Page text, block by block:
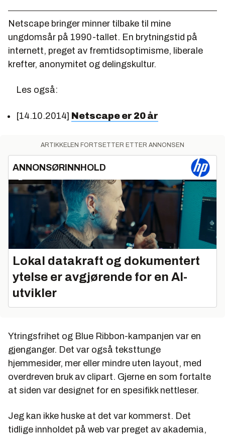
Netscape bringer minner tilbake til mine
ungdomsår på 1990-tallet. En brytningstid på
internett, preget av fremtidsoptimisme, liberale
krefter, anonymitet og delingskultur.
Les også:
[14.10.2014] Netscape er 20 år
ARTIKKELEN FORTSETTER ETTER ANNONSEN
ANNONSØRINNHOLD
Lokal datakraft og dokumentert
ytelse er avgjørende for en AI-
utvikler
Ytringsfrihet og Blue Ribbon-kampanjen var en
gjenganger. Det var også teksttunge
hjemmesider, mer eller mindre uten layout, med
overdreven bruk av clipart. Gjerne en som fortalte
at siden var designet for en spesifikk nettleser.
Jeg kan ikke huske at det var kommerst. Det
tidlige innholdet på web var preget av akademia,